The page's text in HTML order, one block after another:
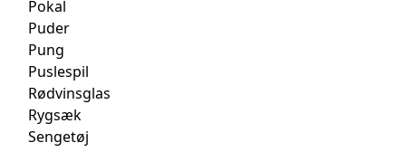
Pokal
Puder
Pung
Puslespil
Rødvinsglas
Rygsæk
Sengetøj